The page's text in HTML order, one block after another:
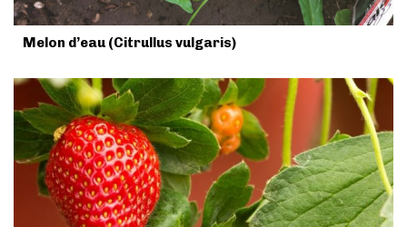
Melon d’eau (Citrullus vulgaris)